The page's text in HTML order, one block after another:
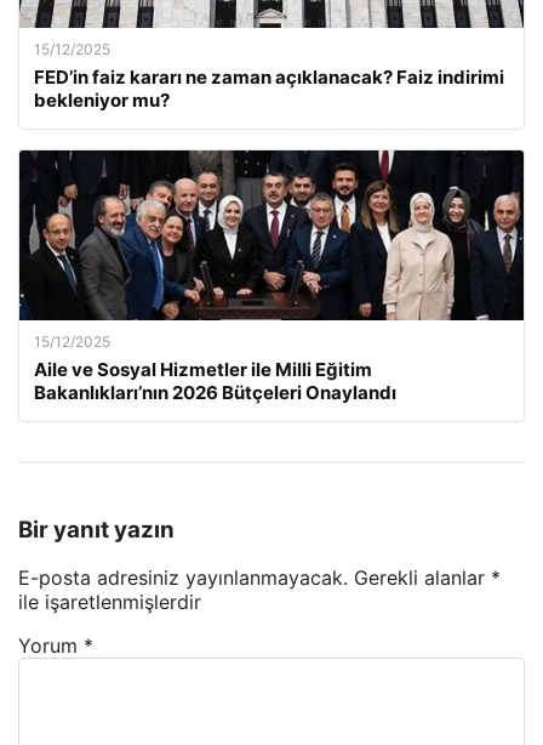
15/12/2025
FED’in faiz kararı ne zaman açıklanacak? Faiz indirimi
bekleniyor mu?
15/12/2025
Aile ve Sosyal Hizmetler ile Milli Eğitim
Bakanlıkları’nın 2026 Bütçeleri Onaylandı
Bir yanıt yazın
E-posta adresiniz yayınlanmayacak. Gerekli alanlar *
ile işaretlenmişlerdir
Yorum *